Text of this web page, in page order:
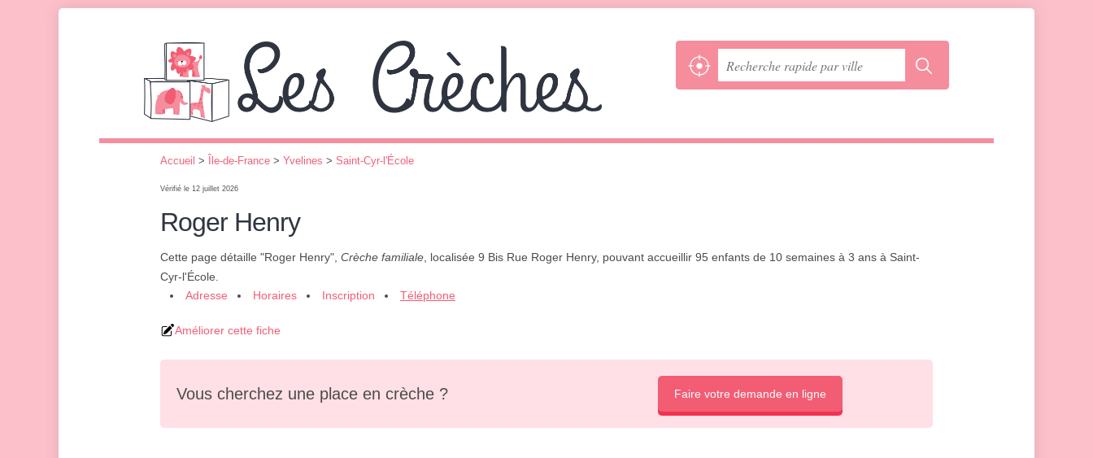
Accueil > Île-de-France > Yvelines > Saint-Cyr-l'École
Vérifié le 12 juillet 2026
Roger Henry
Cette page détaille "Roger Henry", Crèche familiale , localisée 9 Bis Rue Roger Henry, pouvant accueillir 95 enfants de 10 semaines à 3 ans à Saint-
Cyr-l'École.
Adresse
Horaires Inscription Téléphone
Améliorer cette fiche
Vous cherchez une place en crèche ? Faire votre demande en ligne